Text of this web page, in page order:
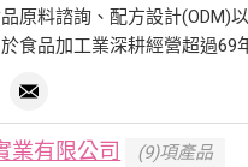
原料諮詢、配方設計(ODM)
食品加工業深耕經營超過69
業有限公司 (9)項產品